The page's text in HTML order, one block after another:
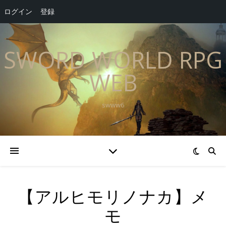
ログイン 登録
SWORD WORLD RPG
WEB
swww6
【アルヒモリノナカ】メ
モ